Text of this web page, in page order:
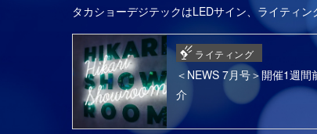
タカショーデジテックはLEDサイン、ライティ
ライティング
＜NEWS 7月号＞開催1週
介